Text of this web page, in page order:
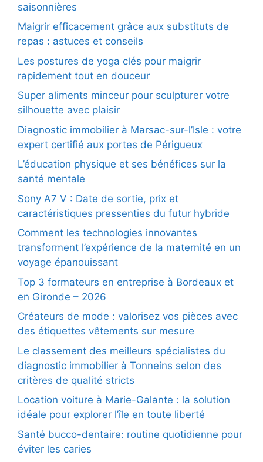
saisonnières
Maigrir efficacement grâce aux substituts de
repas : astuces et conseils
Les postures de yoga clés pour maigrir
rapidement tout en douceur
Super aliments minceur pour sculpturer votre
silhouette avec plaisir
Diagnostic immobilier à Marsac-sur-l’Isle : votre
expert certifié aux portes de Périgueux
L’éducation physique et ses bénéfices sur la
santé mentale
Sony A7 V : Date de sortie, prix et
caractéristiques pressenties du futur hybride
Comment les technologies innovantes
transforment l’expérience de la maternité en un
voyage épanouissant
Top 3 formateurs en entreprise à Bordeaux et
en Gironde – 2026
Créateurs de mode : valorisez vos pièces avec
des étiquettes vêtements sur mesure
Le classement des meilleurs spécialistes du
diagnostic immobilier à Tonneins selon des
critères de qualité stricts
Location voiture à Marie-Galante : la solution
idéale pour explorer l’île en toute liberté
Santé bucco-dentaire: routine quotidienne pour
éviter les caries